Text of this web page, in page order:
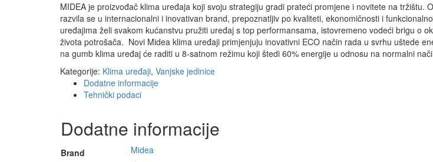
MIDEA je proizvođač klima uređaja koji svoju strategiju gradi prateći promjene i novitete na tržištu.
razvila se u internacionalni i inovativan brand, prepoznatljiv po kvaliteti, ekonomičnosti i
uređajima želi svakom kućanstvu pružiti uređaj s top performansama, istovremeno vodeći brigu o
života potrošača. Novi Midea klima uređaji primjenjuju inovativni ECO način rada u svrhu uštede
na gumb klima uređaj će raditi u 8-satnom režimu koji štedi 60% energije u odnosu na normalni
Kategorije: Klima uređaji, Vanjske jedinice
Dodatne informacije
Tehnički podaci
Dodatne informacije
Brand
Midea